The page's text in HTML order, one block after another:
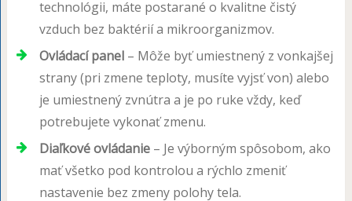
technológii, máte postarané o kvalitne čistý
vzduch bez baktérií a mikroorganizmov.
Ovládací panel– Môže byť umiestnený z vonkajšej
strany (pri zmene teploty, musíte vyjsť von) alebo
je umiestnený zvnútra a je po ruke vždy, keď
potrebujete vykonať zmenu.
Diaľkové ovládanie – Je výborným spôsobom, ako
mať všetko pod kontrolou a rýchlo zmeniť
nastavenie bez zmeny polohy tela.